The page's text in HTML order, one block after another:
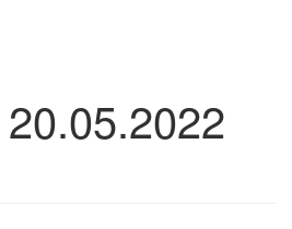
20.05.2022